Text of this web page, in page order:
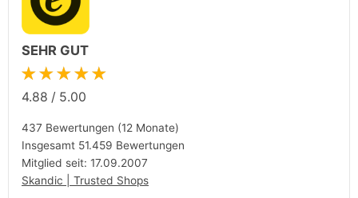
SEHR GUT
★★★★★
4.88 / 5.00
437 Bewertungen (12 Monate)
Insgesamt 51.459 Bewertungen
Mitglied seit: 17.09.2007
Skandic | Trusted Shops